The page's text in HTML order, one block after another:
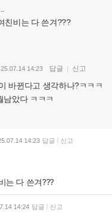
친비는 다 쓴겨???
25.07.14 14:23 답글 신고
바뀐다고 생각하나?ㅋㅋㅋ
남았다 ㅋㅋㅋ
14:23 답글 신고
는 다 쓴겨???
14:24 답글 신고